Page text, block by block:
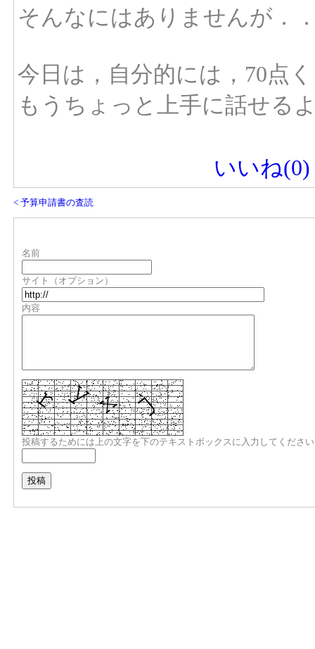
そんなにはありませんが．
今日は，自分的には，70点
もうちょっと上手に話せる
いいね(0)
< 予算申請書の査読
名前
サイト（オプション）
内容
投稿するためには上の文字を下のテキストボックスに入力してくださ